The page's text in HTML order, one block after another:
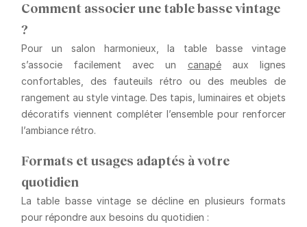
Comment associer une table basse vintage
?
Pour un salon harmonieux, la table basse vintage
s’associe facilement avec un canapéaux lignes
confortables, des fauteuils rétro ou des meubles de
rangement au style vintage. Des tapis, luminaires et objets
décoratifs viennent compléter l’ensemble pour renforcer
l’ambiance rétro.
Formats et usages adaptés à votre
quotidien
La table basse vintage se décline en plusieurs formats
pour répondre aux besoins du quotidien :